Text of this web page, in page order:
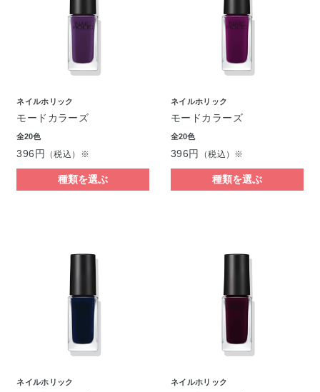
ネイルホリック
モードカラーズ
全20色
396円 （税込）※
種類を選ぶ
ネイルホリック
モードカラーズ
全20色
396円 （税込）※
種類を選ぶ
ネイルホリック ネイルホリック